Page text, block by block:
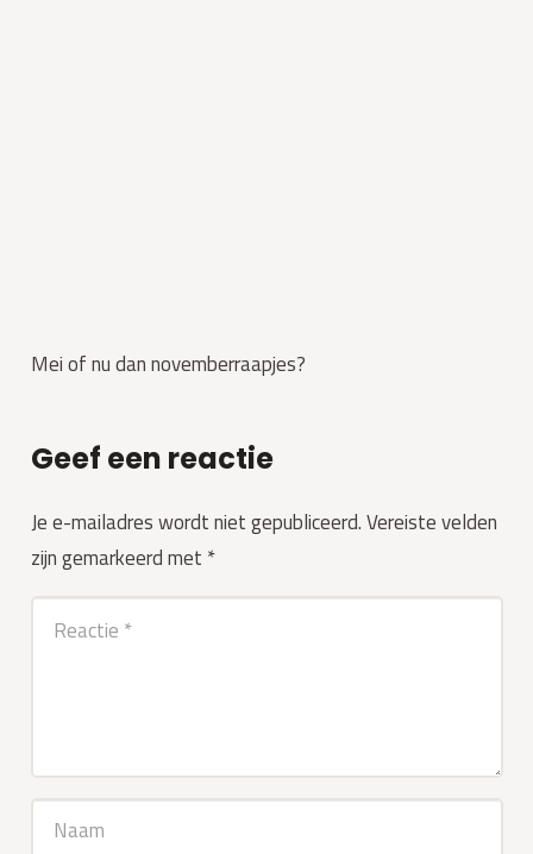
Mei of nu dan novemberraapjes?
Geef een reactie
Je e-mailadres wordt niet gepubliceerd.Vereiste velden
zijn gemarkeerd met *